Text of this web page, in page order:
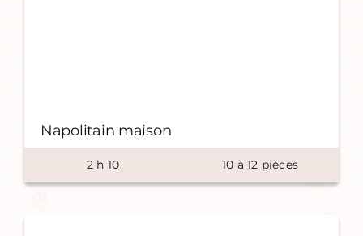
Napolitain maison
2 h 10 10 à12 pièces